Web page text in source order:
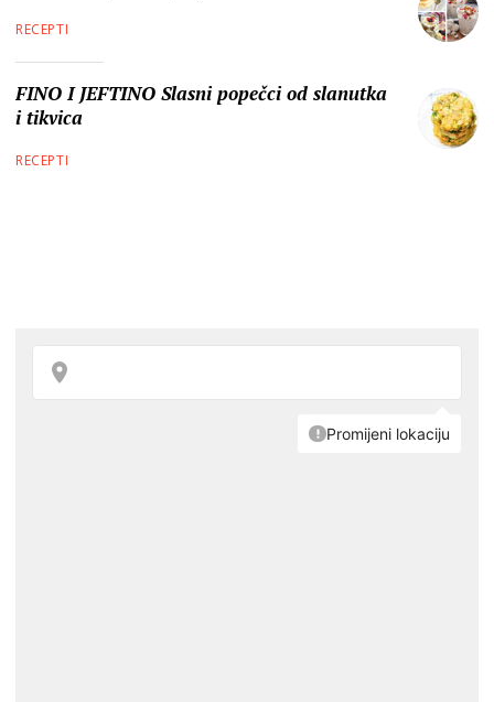
RECEPTI
FINO I JEFTINO Slasni popečci od slanutka
i tikvica
RECEPTI